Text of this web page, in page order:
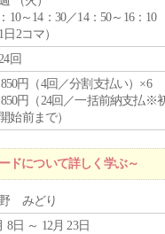
10～14：30／14：50～16：10
1日2コマ）
回
円（4回／分割支払い）×6
円（24回／一括前納支払※
始前まで）
ドについて詳しく学ぶ～
みどり
8日 ～ 12月 23日